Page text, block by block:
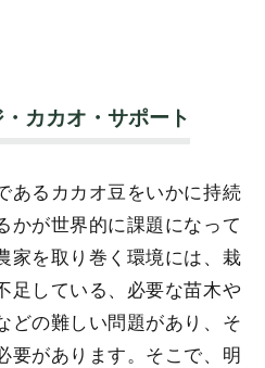
カカオ・サポート
あるカカオ豆をいかに持続
かが世界的に課題になって
家を取り巻く環境には、栽
足している、必要な苗木や
どの難しい問題があり、そ
要があります。そこで、明